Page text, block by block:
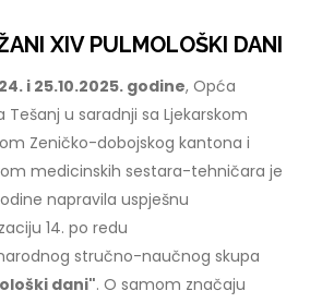
XIV PULMOLOŠKI DANI
i 25.10.2025. godine, Opća
Tešanj u saradnji sa Ljekarskom
Zeničko-dobojskog kantona i
medicinskih sestara-tehničara je
napravila uspješnu
14. po redu
stručno-naučnog skupa
dani". O samom značaju